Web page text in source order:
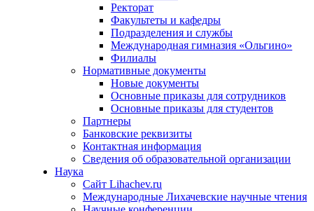
Ректорат
Факультеты и кафедры
Подразделения и службы
Международная гимназия «Ольгино»
Филиалы
Нормативные документы
Новые документы
Основные приказы для сотрудников
Основные приказы для студентов
Партнеры
Банковские реквизиты
Контактная информация
Сведения об образовательной организации
Наука
Сайт Lihachev.ru
Международные Лихачевские научные чтения